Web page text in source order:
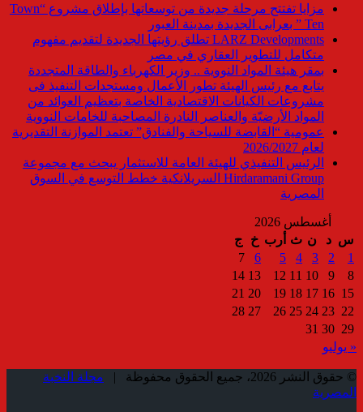
مزايا تفتتح مرحلة جديدة من توسعاتها بإطلاق مشروع “Town
Ten ” بعرابى الجديدة بمدينة العبور
LARZ Developments تطلق رؤيتها الجديدة لتقديم مفهوم
متكامل للتطوير العقاري في مصر
بمقر هيئة المواد النووية .. وزير الكهرباء والطاقة المتجددة
يتابع مع رئيس الهيئة تطور الأعمال ومستجدات التنفيذ فى
مشروعات الكيانات الاقتصادية الخاصة بتعظيم العوائد من
المواد الأرضيّة والعناصر النادرة المصاحبة للخامات النووية
عمومية “القابضة للسياحة والفنادق” تعتمد الموازنة التقديرية
لعام 2026/2027
الرئيس التنفيذي للهيئة العامة للاستثمار يبحث مع مجموعة
Hirdaramani Group السريلانكية خطط التوسع في السوق
المصرية
أغسطس 2026
س د ن ث أرب خ
ج
1
2
3
4
5
6
7
8
9
10
11
12
13
14
15
16
17
18
19
20
21
22
23
24
25
26
27
28
29
30
31
« يوليو
© حقوق النشر 2026، جميع الحقوق محفوظة |
مجلة النخبة
المصرية